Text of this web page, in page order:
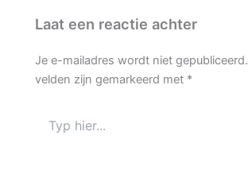
Laat een reactie achter
Je e-mailadres wordt niet gepubliceerd.
velden zijn gemarkeerd met *
hier...